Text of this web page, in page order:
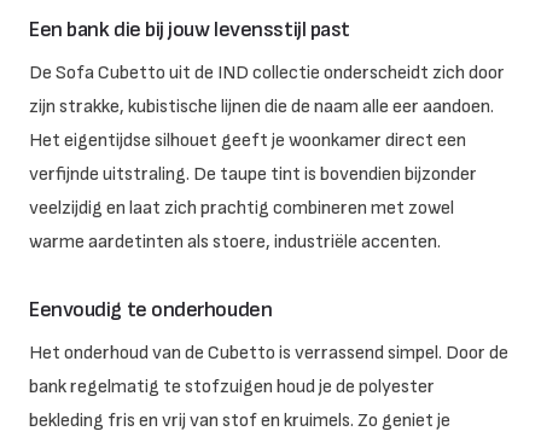
Een bank die bij jouw levensstijl past
De Sofa Cubetto uit de IND collectie onderscheidt zich door
zijn strakke, kubistische lijnen die de naam alle eer aandoen.
Het eigentijdse silhouet geeft je woonkamer direct een
verfijnde uitstraling. De taupe tint is bovendien bijzonder
veelzijdig en laat zich prachtig combineren met zowel
warme aardetinten als stoere, industriële accenten.
Eenvoudig te onderhouden
Het onderhoud van de Cubetto is verrassend simpel. Door de
bank regelmatig te stofzuigen houd je de polyester
bekleding fris en vrij van stof en kruimels. Zo geniet je